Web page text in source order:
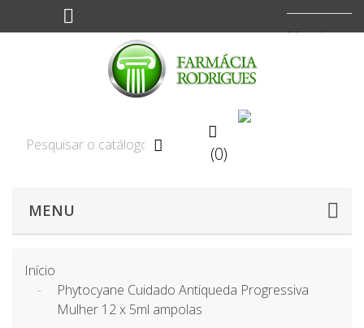
Moeda:


(0)
MENU
Início
Phytocyane Cuidado Antiqueda Progressiva
Mulher 12 x 5ml ampolas